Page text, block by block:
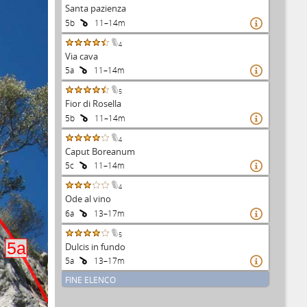
5a
Santa pazienza
5b 11–14m 
4
Via cava
5a 11–14m 
5
Fior di Rosella
5b 11–14m 
4
Caput Boreanum
5c 11–14m 
4
Ode al vino
6a 13–17m 
5
Dulcis in fundo
5a 13–17m 
FINE ELENCO